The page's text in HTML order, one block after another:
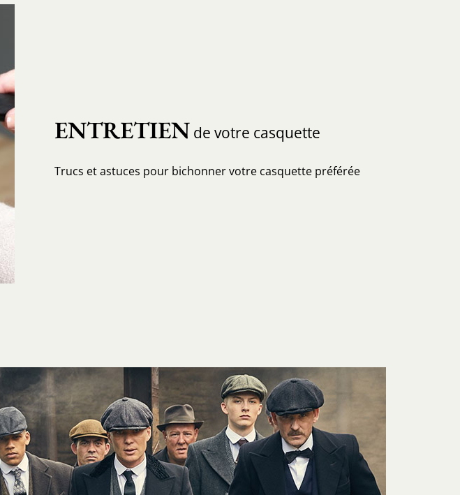
ENTRETIEN de votre casquette
Trucs et astuces pour bichonner votre casquette préférée